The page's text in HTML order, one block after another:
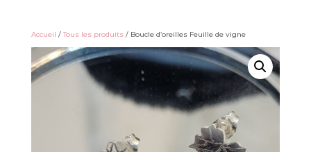
Accueil /Tous les produits/ Boucle d’oreilles Feuille de vigne